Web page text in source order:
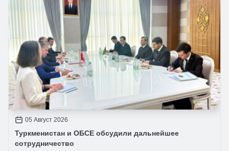
05 Август 2026
Туркменистан и ОБСЕ обсудили дальнейшее
сотрудничество